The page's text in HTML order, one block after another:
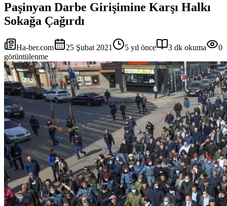
Paşinyan Darbe Girişimine Karşı Halkı
Sokağa Çağırdı
Ha-ber.com 25 Şubat 2021 5 yıl önce 3 dk okuma
0
görüntülenme